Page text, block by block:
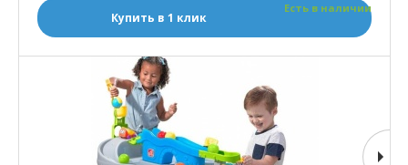
Есть в наличии
Купить в 1 клик